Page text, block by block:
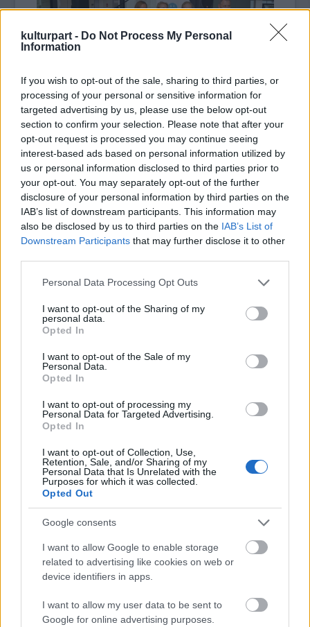
kulturpart - Do Not Process My Personal
Information
If you wish to opt-out of the sale, sharing to third parties, or
processing of your personal or sensitive information for
targeted advertising by us, please use the below opt-out
section to confirm your selection. Please note that after your
opt-out request is processed you may continue seeing
interest-based ads based on personal information utilized by
us or personal information disclosed to third parties prior to
your opt-out. You may separately opt-out of the further
disclosure of your personal information by third parties on the
IAB’s list of downstream participants. This information may
also be disclosed by us to third parties on the IAB’s List of
Downstream Participants that may further disclose it to other
Please note that this website/app uses one or more Google
not limited to your visit or usage behaviour. You may click to
grant or deny consent to Google and its third-party tags to
use your data for below specified purposes in below Google
consent section.
Personal Data Processing Opt Outs
I want to opt-out of the Sharing of my
personal data.
Opted In
I want to opt-out of the Sale of my
Personal Data.
Opted In
I want to opt-out of processing my
Personal Data for Targeted Advertising.
Opted In
I want to opt-out of Collection, Use,
Retention, Sale, and/or Sharing of my
Personal Data that Is Unrelated with the
Purposes for which it was collected.
Opted Out
Google consents
I want to allow Google to enable storage
related to advertising like cookies on web or
device identifiers in apps.
I want to allow my user data to be sent to
Google for online advertising purposes.
fotó: hvg.hu/Budapest Airport
A zongora a következő hónapokban a nap 24
órájában rendelkezésre áll az utasok
számára a B12-es beszállókapu
szomszédságában és minden vállalkozó
szellemű – de leginkább zenei vénával is
rendelkező – utast vár, aki a járat indulása
előtt eljátszana egy-két darabot a saját
Az ehhez hasonló kezdeményezés Európa-
Londonban, Párizsban, Athénban vagy
Prágában is kihelyeztek már közösségi
pályaudvarokon.
Liszt Ferenc Zongora Magyarok Lavór